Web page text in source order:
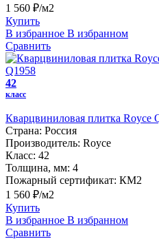
1 560 ₽/м2
Купить
В избранное В избранном
Сравнить
42
класс
Кварцвиниловая плитка Royce
Страна: Россия
Производитель: Royce
Класс: 42
Толщина, мм: 4
Пожарный сертификат: КМ2
1 560 ₽/м2
Купить
В избранное В избранном
Сравнить